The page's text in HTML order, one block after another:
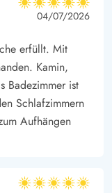
5 von 5
5 von 5
5 out of 5
04/07/2026
erfüllt. Mit
Kamin,
Badezimmer ist
Schlafzimmern
Aufhängen
5 von 5